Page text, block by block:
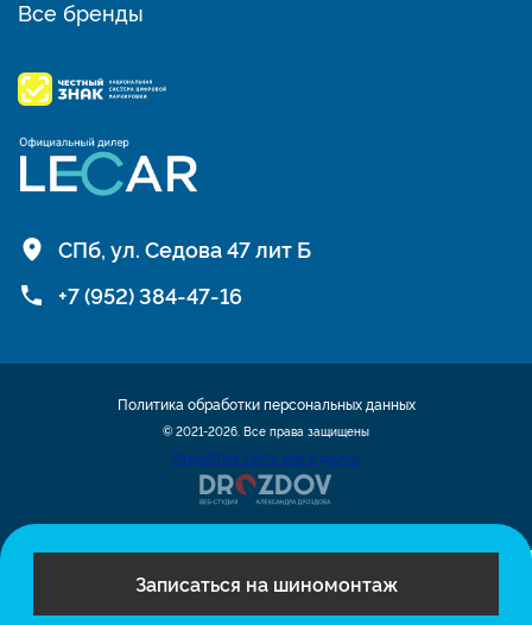
Записаться на шиномонтаж
Все бренды
СПб, ул. Седова 47 лит Б
+7 (952) 384-47-16
© 2021-2026. Все права защищены
Разработка сайта шин и дисков
Политика обработки персональных данных